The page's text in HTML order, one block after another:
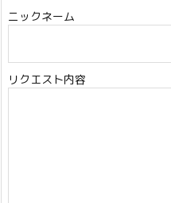
ニックネーム
リクエスト内容